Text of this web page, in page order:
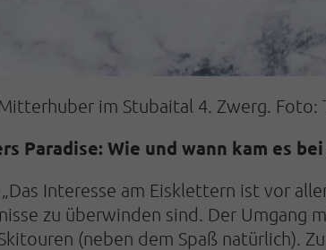
im Stubaital 4. Zwerg. Foto:
Paradise: Wie und wann kam es
„Das Interesse am Eisklettern ist vor
zu überwinden sind. Der Umgang
(neben dem Spaß natürlich).